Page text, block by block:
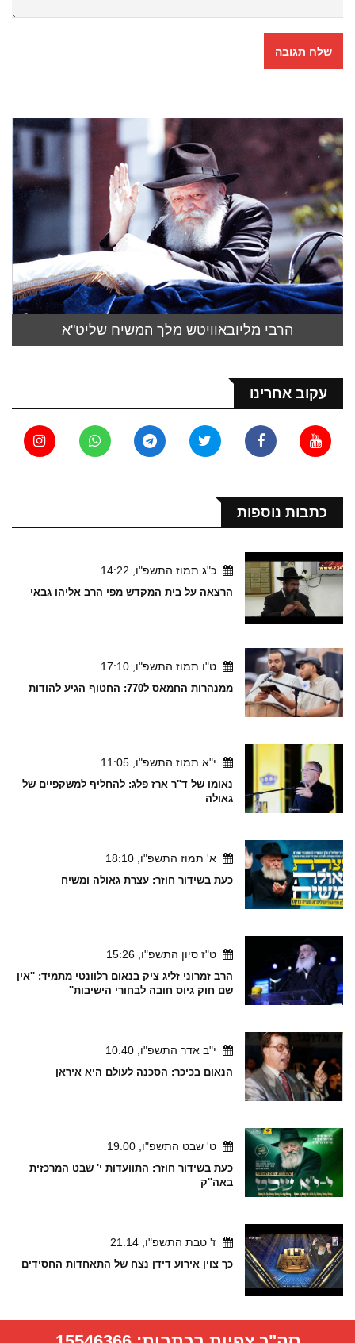
הרבי מליובאוויטש מלך המשיח שליט"א
עקוב אחרינו
כתבות נוספות
כ"ג תמוז התשפ"ו, 14:22
הרצאה על בית המקדש מפי הרב אליהו גבאי
ט"ו תמוז התשפ"ו, 17:10
ממנהרות החמאס ל770: החטוף הגיע להודות
י"א תמוז התשפ"ו, 11:05
נאומו של ד"ר ארז פלג: להחליף למשקפיים של
גאולה
א' תמוז התשפ"ו, 18:10
כעת בשידור חוזר: עצרת גאולה ומשיח
ט"ז סיון התשפ"ו, 15:26
הרב זמרוני זליג ציק בנאום רלוונטי מתמיד: ''אין
שם חוק גיוס חובה לבחורי הישיבות''
י"ב אדר התשפ"ו, 10:40
הנאום בכיכר: הסכנה לעולם היא איראן
ט' שבט התשפ"ו, 19:00
כעת בשידור חוזר: התוועדות י' שבט המרכזית
באה''ק
ז' טבת התשפ"ו, 21:14
כך צוין אירוע דידן נצח של התאחדות החסידים